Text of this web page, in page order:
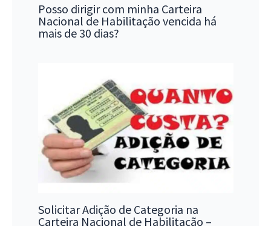
Posso dirigir com minha Carteira
Nacional de Habilitação vencida há
mais de 30 dias?
Solicitar Adição de Categoria na
Carteira Nacional de Habilitação –